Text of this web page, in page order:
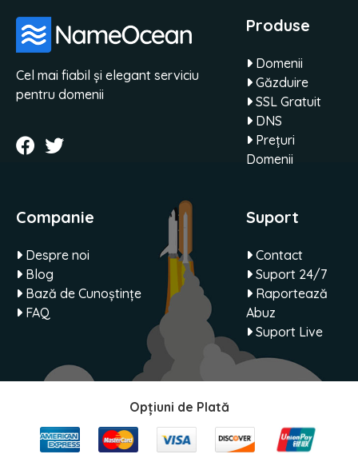
Cel mai fiabil și elegant serviciu
pentru domenii
Produse
Domenii
Găzduire
SSL Gratuit
DNS
Prețuri
Domenii
Companie
Despre noi
Blog
Bază de Cunoștințe
FAQ
Suport
Contact
Suport 24/7
Raportează
Abuz
Suport Live
Opțiuni de Plată